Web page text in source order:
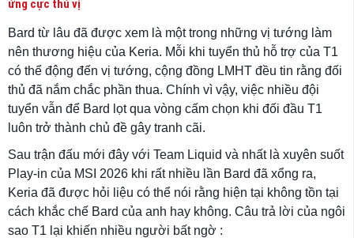
ứng cực thú vị
Bard từ lâu đã được xem là một trong những vị tướng làm
nên thương hiệu của Keria. Mỗi khi tuyển thủ hỗ trợ của T1
có thể động đến vị tướng, cộng đồng LMHT đều tin rằng đối
thủ đã nắm chắc phần thua. Chính vì vậy, việc nhiều đội
tuyển vẫn để Bard lọt qua vòng cấm chọn khi đối đầu T1
luôn trở thành chủ đề gây tranh cãi.
Sau trận đấu mới đây với Team Liquid và nhất là xuyên suốt
Play-in của MSI 2026 khi rất nhiều lần Bard đã xổng ra,
Keria đã được hỏi liệu có thể nói rằng hiện tại không tồn tại
cách khắc chế Bard của anh hay không. Câu trả lời của ngôi
sao T1 lại khiến nhiều người bất ngờ :